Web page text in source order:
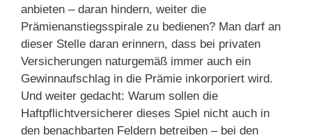
anbieten – daran hindern, weiter die
Prämienanstiegsspirale zu bedienen? Man darf an
dieser Stelle daran erinnern, dass bei privaten
Versicherungen naturgemäß immer auch ein
Gewinnaufschlag in die Prämie inkorporiert wird.
Und weiter gedacht: Warum sollen die
Haftpflichtversicherer dieses Spiel nicht auch in
den benachbarten Feldern betreiben – bei den